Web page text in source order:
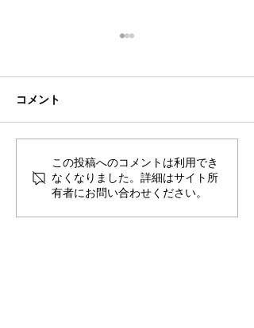
2026年8月・9月スケジュ
ール
コメント
この投稿へのコメントは利用でき
なくなりました。詳細はサイト所
有者にお問い合わせください。